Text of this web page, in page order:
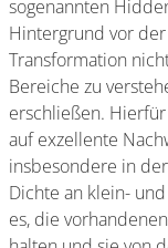
sogenannten
Hintergrund vor
Transformation
Bereiche zu
erschließen.
auf exzellente
insbesondere in
Dichte an klein-
es, die